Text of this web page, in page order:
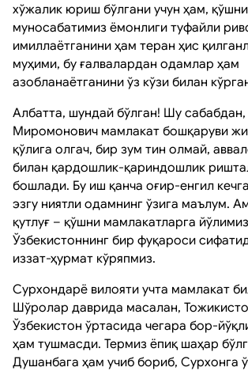
хўжалик юриш бўлгани учун ҳам,
муносабатимиз ёмонлиги туфайли
имиллаётганини ҳам теран ҳис
муҳими, бу ғалвалардан одамлар ҳам
азобланаётганини ўз кўзи билан
Албатта, шундай бўлган! Шу
Миромонович мамлакат бошқаруви
қўлига олгач, бир зум тин олмай,
билан қардошлик-қариндошлик
бошлади. Бу иш қанча оғир-енгил
эзгу ниятли одамнинг ўзига маълум.
қутлуғ – қўшни мамлакатларга
Ўзбекистоннинг бир фуқароси
иззат-ҳурмат кўряпмиз.
Сурхондарё вилояти учта мамлакат
Шўролар даврида масалан,
Ўзбекистон ўртасида чегара бор-
ҳам тушмасди. Термиз ёпиқ шаҳар
Душанбага ҳам учиб бориб, Сурхонга